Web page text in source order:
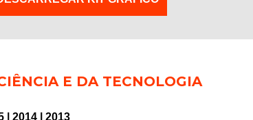
E DA TECNOLOGIA
2014 2013